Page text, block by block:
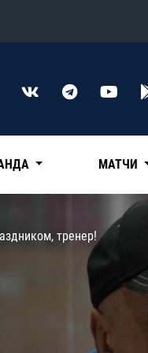
Конференция «Восток»
Трактор
Дивизион Чернышева
Авангард
Адмирал
МАТЧИ
тренер!